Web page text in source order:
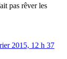
pas rêver les
2015, 12 h 37